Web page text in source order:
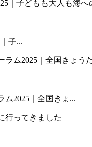
子...
2025｜全国きょ...